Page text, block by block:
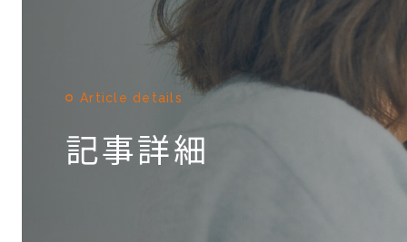
Article details
記事詳細